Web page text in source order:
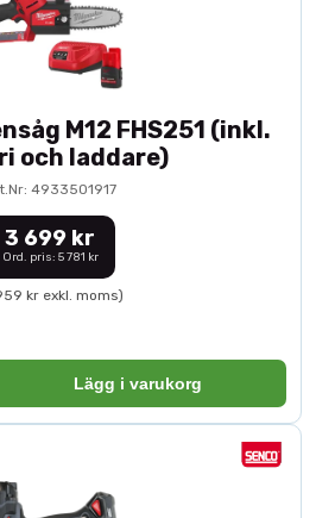
M12 FHS251 (inkl.
och laddare)
4933501917
3 699 kr
Ord. pris: 5 781 kr
kr exkl. moms)
Lägg i varukorg